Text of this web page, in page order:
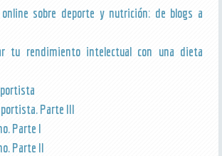
online sobre deporte y nutrición: de blogs a
tu rendimiento intelectual con una dieta
Parte III
Parte I
Parte II